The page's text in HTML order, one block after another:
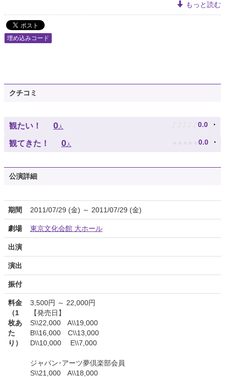
もっと読む
埋め込みコード
クチコミ
観たい！ 0人 ♪ ♪ ♪ ♪ ♪ 0.0
観てきた！ 0人 ★ ★ ★ ★ ★ 0.0
公演詳細
期間 2011/07/29 (金) ～ 2011/07/29 (金)
劇場 東京文化会館 大ホール
出演
演出
振付
料金
（1
枚あ
た
り）
3,500円 ～ 22,000円
【発売日】
S\\22,000 A\\19,000
B\\16,000 C\\13,000
D\\10,000 E\\7,000
ジャパン･アーツ夢倶楽部会員
S\\21,000 A\\18,000